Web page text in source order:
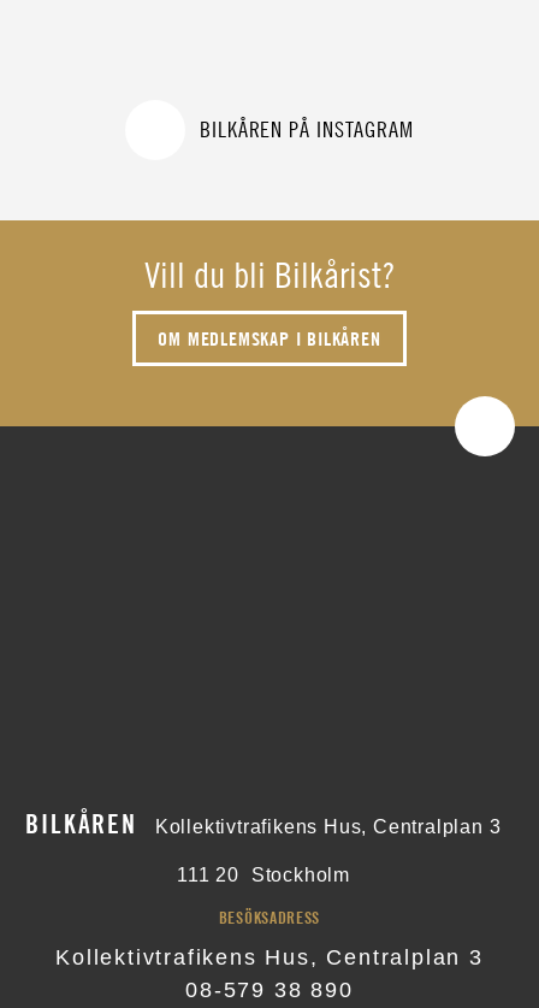
BILKÅREN PÅ INSTAGRAM
Vill du bli Bilkårist?
OM MEDLEMSKAP I BILKÅREN
BILKÅREN Kollektivtrafikens Hus, Centralplan 3
111 20 Stockholm
BESÖKSADRESS
Kollektivtrafikens Hus, Centralplan 3
08-579 38 890